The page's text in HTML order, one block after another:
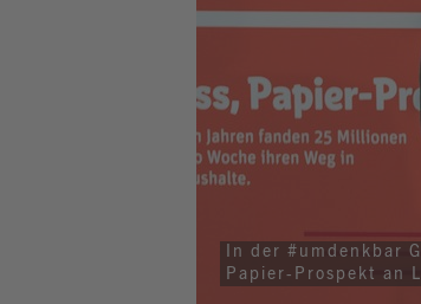
In der #umdenkbar
Papier-Prospekt an